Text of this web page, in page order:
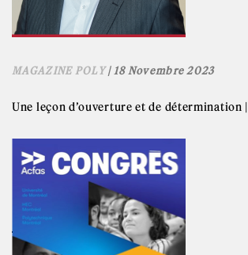
MAGAZINE POLY| 18 Novembre 2023
Une leçon d’ouverture et de détermination |